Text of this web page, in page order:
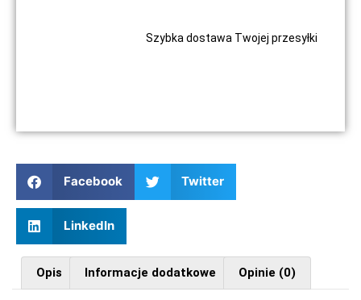
Facebook Twitter
LinkedIn
Szybka dostawa Twojej przesyłki
Opis Informacje dodatkowe Opinie (0)